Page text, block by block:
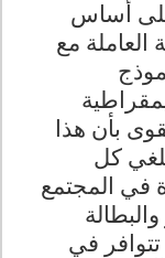
أساس
مع
بأن هذا
كل
في المجتمع
تتوافر في